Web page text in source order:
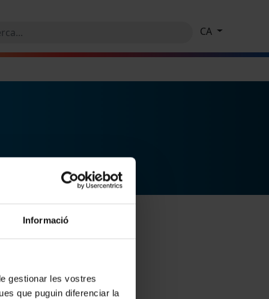
Informació
gestionar les vostres
que puguin diferenciar la
CA